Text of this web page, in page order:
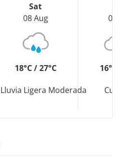
Sat
08 Aug
18°C / 27°C
Lluvia Ligera Moderada
09
16°C